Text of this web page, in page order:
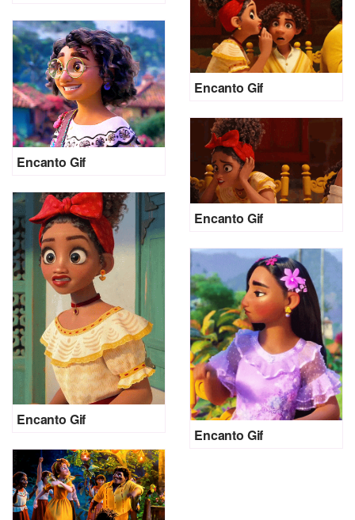
Encanto Gif
Encanto Gif
Encanto Gif
Encanto Gif
Encanto Gif